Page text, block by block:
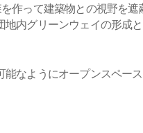
作って建築物との視野を遮
内グリーンウェイの形成
なようにオープンスペ